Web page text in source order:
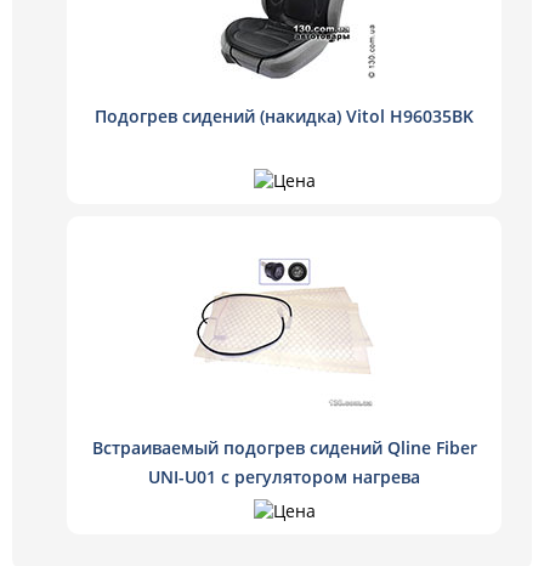
Подогрев сидений (накидка) Vitol H96035BK
Встраиваемый подогрев сидений Qline Fiber
UNI-U01 с регулятором нагрева